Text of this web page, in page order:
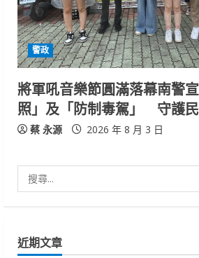
警政
將軍吼音樂節圓滿落幕南警
照」及「防制毒駕」 守護
蔡 永源 2026 年 8 月 3 日
尋
字:
近期文章